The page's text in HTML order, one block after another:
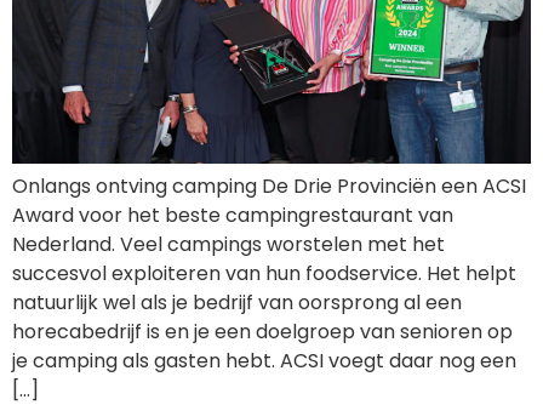
Onlangs ontving camping De Drie Provinciën een ACSI
Award voor het beste campingrestaurant van
Nederland. Veel campings worstelen met het
succesvol exploiteren van hun foodservice. Het helpt
natuurlijk wel als je bedrijf van oorsprong al een
horecabedrijf is en je een doelgroep van senioren op
je camping als gasten hebt. ACSI voegt daar nog een
[…]